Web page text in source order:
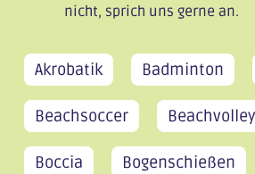
nicht, sprich uns gerne an.
Akrobatik Badminton
Beachsoccer
Boccia Bogenschießen